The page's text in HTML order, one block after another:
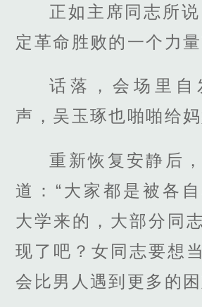
正如主席同志所说
定革命胜败的一个力量
话落，会场里自
声，吴玉琢也啪啪给妈
重新恢复安静后
道：“大家都是被各
大学来的，大部分同
现了吧？女同志要想
会比男人遇到更多的困